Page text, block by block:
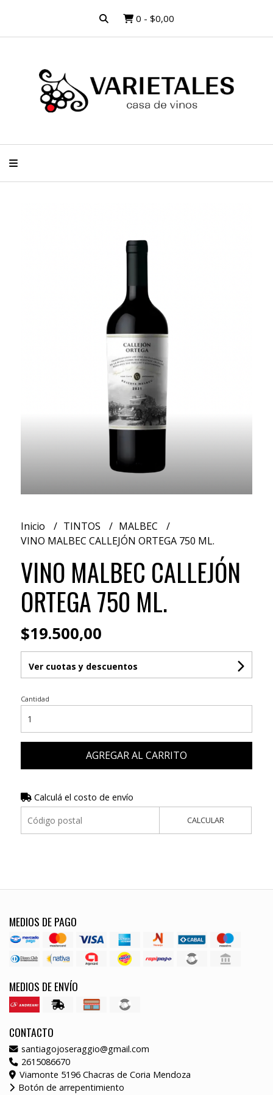
0 - $0,00
Inicio TINTOS
MALBEC
VINO MALBEC CALLEJÓN ORTEGA 750 ML.
VINO MALBEC CALLEJÓN
ORTEGA 750 ML.
$19.500,00
Ver cuotas y descuentos
Cantidad
AGREGAR AL CARRITO
Calculá el costo de envío
CALCULAR
MEDIOS DE PAGO
MEDIOS DE ENVÍO
CONTACTO
santiagojoseraggio@gmail.com
2615086670
Viamonte 5196 Chacras de Coria Mendoza
Botón de arrepentimiento